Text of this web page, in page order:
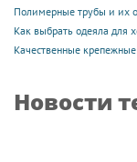
Полимерные трубы и их
Как выбрать одеяла для
Качественные
Новости